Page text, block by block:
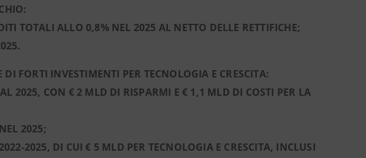
TOTALI ALLO 0,8% NEL 2025 AL NETTO DELLE RETTIFICHE;
FORTI INVESTIMENTI PER TECNOLOGIA E CRESCITA:
2025, CON € 2 MLD DI RISPARMI E € 1,1 MLD DI COSTI PER LA
2025;
2025, DI CUI € 5 MLD PER TECNOLOGIA E CRESCITA, INCLUSI